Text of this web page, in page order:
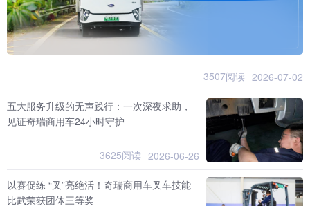
3507阅读 2026-07-02
五大服务升级的无声践行：一次深夜求助，
见证奇瑞商用车24小时守护
3625阅读 2026-06-26
以赛促练 “叉”亮绝活！奇瑞商用车叉车技能
比武荣获团体三等奖